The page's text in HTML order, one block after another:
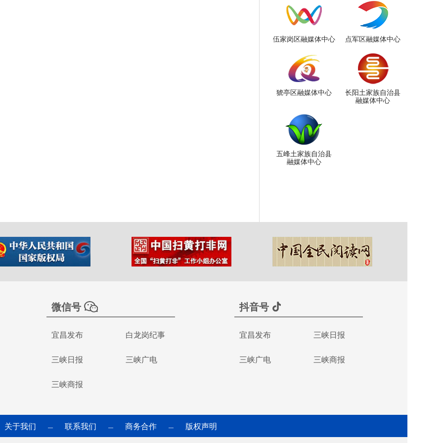
伍家岗区融媒体中心 点军区融媒体中心
猇亭区融媒体中心
长阳土家族自治县
融媒体中心
五峰土家族自治县
融媒体中心
微信号
宜昌发布 白龙岗纪事
三峡日报 三峡广电
三峡商报
抖音号
宜昌发布 三峡日报
三峡广电 三峡商报
关于我们 — 联系我们 — 商务合作 — 版权声明